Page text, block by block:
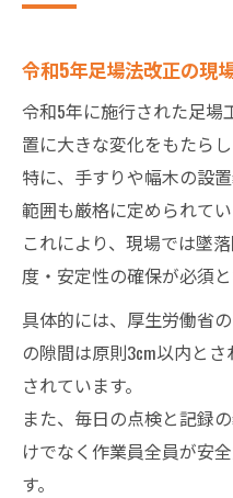
令和5年足場法改正の現
令和5年に施行された足場
置に大きな変化をもたらし
特に、手すりや幅木の設
範囲も厳格に定められてい
これにより、現場では墜
度・安定性の確保が必須と
具体的には、厚生労働省
の隙間は原則3cm以内と
されています。
また、毎日の点検と記録
けでなく作業員全員が安
す。